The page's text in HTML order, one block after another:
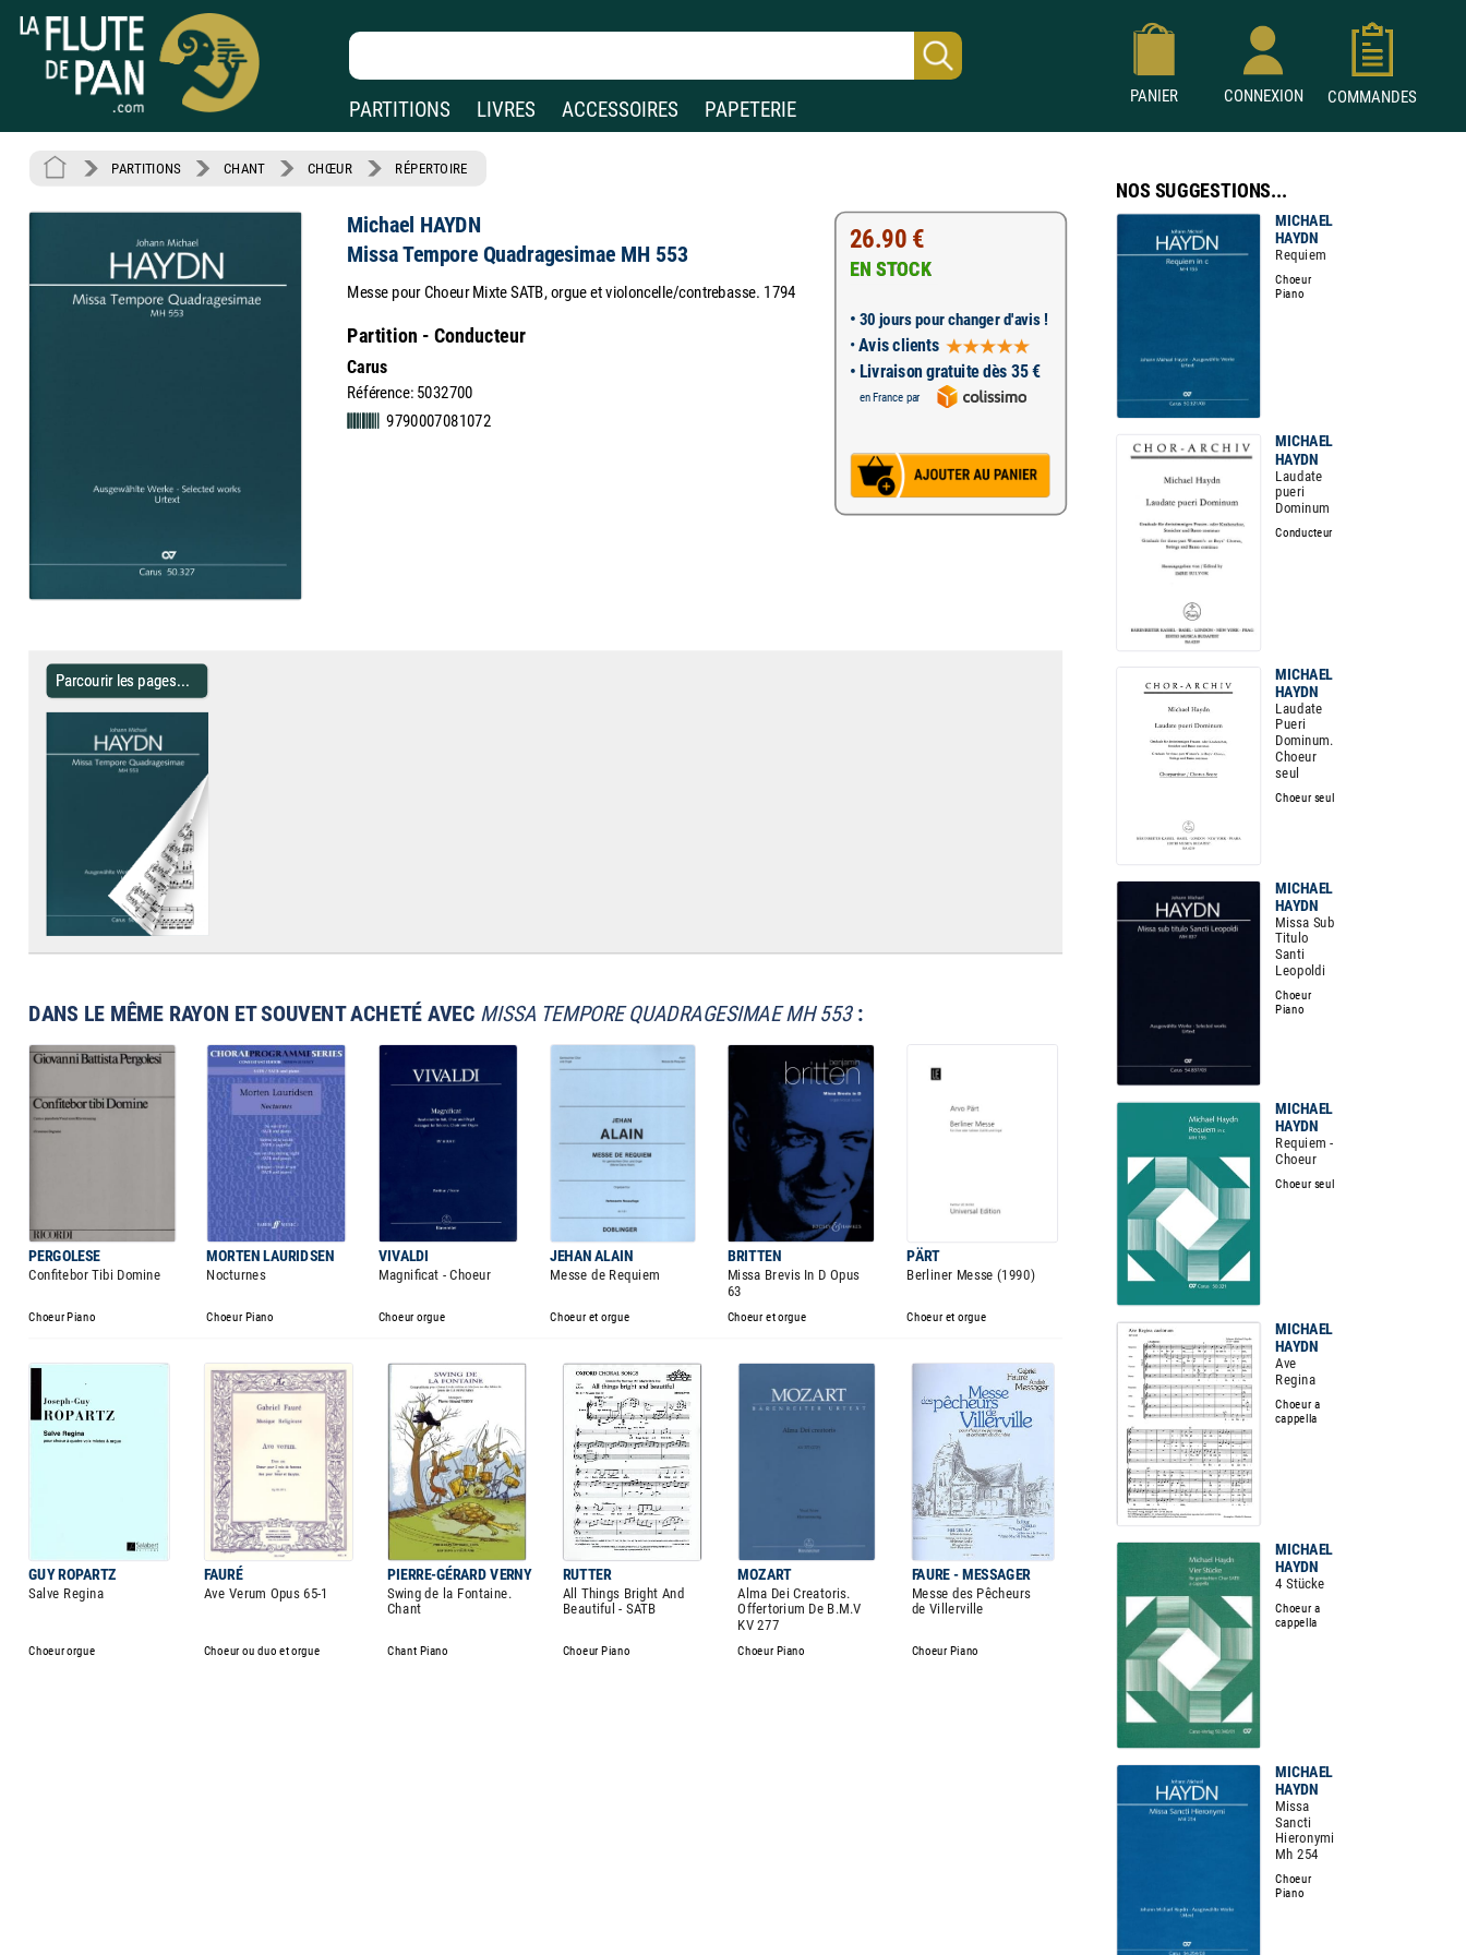
PARTITIONS LIVRES ACCESSOIRES PAPETERIE
PANIER CONNEXION COMMANDES
PARTITIONS CHANT CHŒUR RÉPERTOIRE
Michael HAYDN
Missa Tempore Quadragesimae MH 553
Messe pour Choeur Mixte SATB, orgue et violoncelle/contrebasse. 1794
Partition - Conducteur
Carus
Référence: 5032700
9790007081072
26.90 €
EN STOCK
• 30 jours pour changer d'avis !
•Avis clients
• Livraison gratuite dès 35 €
en France par
Parcourir les pages...
DANS LE MÊME RAYON ET SOUVENT ACHETÉ AVEC MISSA TEMPORE QUADRAGESIMAE MH 553:
PERGOLESE MORTEN LAURIDSEN VIVALDI JEHAN ALAIN BRITTEN PÄRT
Confitebor Tibi Domine Nocturnes Magnificat - Choeur Messe de Requiem Missa Brevis In D Opus
63
Berliner Messe (1990)
Choeur Piano Choeur Piano Choeur orgue Choeur et orgue Choeur et orgue Choeur et orgue
GUY ROPARTZ FAURÉ PIERRE-GÉRARD VERNY RUTTER MOZART FAURE - MESSAGER
Salve Regina Ave Verum Opus 65-1
Swing de la Fontaine.
Chant
All Things Bright And
Beautiful - SATB
Alma Dei Creatoris.
Offertorium De B.M.V
KV 277
Messe des Pêcheurs
de Villerville
Choeur orgue Choeur ou duo et orgue Chant Piano Choeur Piano Choeur Piano Choeur Piano
NOS SUGGESTIONS...
MICHAEL
HAYDN
Requiem
Choeur
Piano
MICHAEL
HAYDN
Laudate
pueri
Dominum
Conducteur
MICHAEL
HAYDN
Laudate
Pueri
Dominum.
Choeur
seul
Choeur seul
MICHAEL
HAYDN
Missa Sub
Titulo
Santi
Leopoldi
Choeur
Piano
MICHAEL
HAYDN
Requiem -
Choeur
Choeur seul
MICHAEL
HAYDN
Ave
Regina
Choeur a
cappella
MICHAEL
HAYDN
4 Stücke
Choeur a
cappella
MICHAEL
HAYDN
Missa
Sancti
Hieronymi
Mh 254
Choeur
Piano